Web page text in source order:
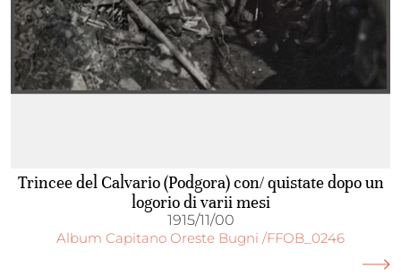
Trincee del Calvario (Podgora) con/ quistate dopo un
logorio di varii mesi
1915/11/00
Album Capitano Oreste Bugni /FFOB_0246